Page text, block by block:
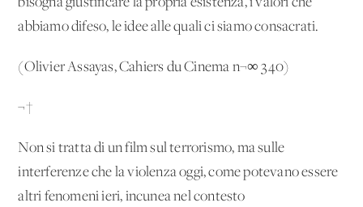
abbiamo difeso, le idee alle quali ci siamo consacrati.
(Olivier Assayas, Cahiers du Cinema n¬∞ 340)
¬†
Non si tratta di un film sul terrorismo, ma sulle
interferenze che la violenza oggi, come potevano essere
altri fenomeni ieri, incunea nel contesto